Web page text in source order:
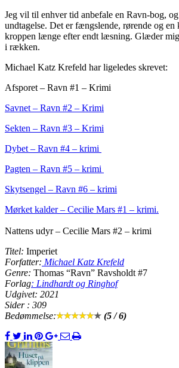
Jeg vil til enhver tid anbefale en Ravn-bog,
undtagelse. Det er fængslende, rørende og
kroppen længe efter endt læsning. Glæder
i rækken.
Michael Katz Krefeld har ligeledes skrevet:
Afsporet – Ravn #1 – Krimi
Savnet – Ravn #2 – Krimi
Sekten – Ravn #3 – Krimi
Dybet – Ravn #4 – krimi
Pagten – Ravn #5 – krimi
Skytsengel – Ravn #6 – krimi
Mørket kalder – Cecilie Mars #1 – krimi.
Nattens udyr – Cecilie Mars #2 – krimi
Titel: Imperiet
Forfatter: Michael Katz Krefeld
Genre: Thomas “Ravn” Ravsholdt #7
Forlag: Lindhardt og Ringhof
Udgivet: 2021
Sider : 309
Bedømmelse:
(5 / 6)